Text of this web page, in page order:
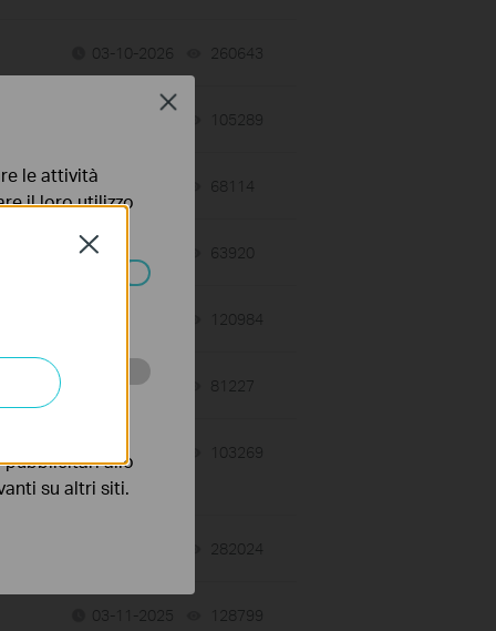
03-10-2026 260643
105289
12-03-2025 68114
10-21-2025 63920
120984
05-12-2025 81227
103269
282024
03-11-2025 128799
Close
le attività
il loro utilizzo
essere
di
pubblicitari allo
su altri siti.
Close